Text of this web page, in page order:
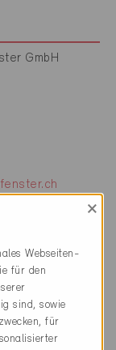
GmbH
und
×
Webseiten-
für den
sind, sowie
für